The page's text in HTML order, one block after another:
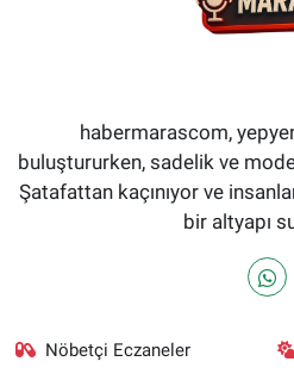
habermarascom,
buluştururken, sadelik ve
Şatafattan kaçınıyor ve
bir altyapı
Nöbetçi Eczaneler